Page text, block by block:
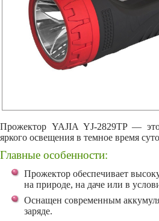
Прожектор YAJIA YJ-2829TP —
яркого освещения в темное время
Главные особенности:
Прожектор обеспечивает
на природе, на даче или в
Оснащен современным
заряде.